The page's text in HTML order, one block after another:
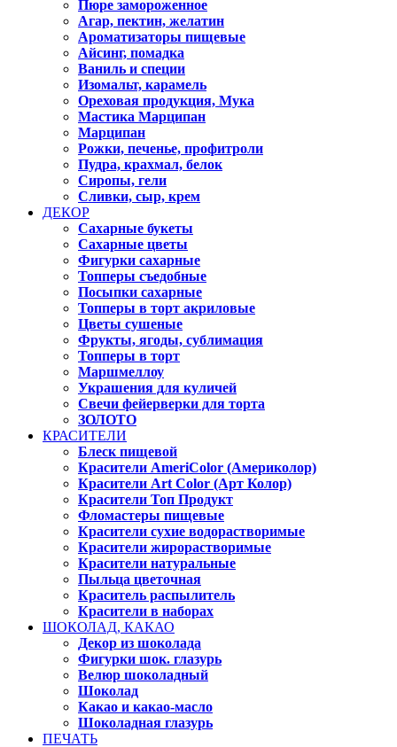
Пюре замороженное
Агар, пектин, желатин
Ароматизаторы пищевые
Айсинг, помадка
Ваниль и специи
Изомальт, карамель
Ореховая продукция, Мука
Мастика Марципан
Марципан
Рожки, печенье, профитроли
Пудра, крахмал, белок
Сиропы, гели
Сливки, сыр, крем
ДЕКОР
Сахарные букеты
Сахарные цветы
Фигурки сахарные
Топперы съедобные
Посыпки сахарные
Топперы в торт акриловые
Цветы сушеные
Фрукты, ягоды, сублимация
Топперы в торт
Маршмеллоу
Украшения для куличей
Свечи фейерверки для торта
ЗОЛОТО
КРАСИТЕЛИ
Блеск пищевой
Красители AmeriColor (Америколор)
Красители Art Color (Арт Колор)
Красители Топ Продукт
Фломастеры пищевые
Красители сухие водорастворимые
Красители жирорастворимые
Красители натуральные
Пыльца цветочная
Краситель распылитель
Красители в наборах
ШОКОЛАД, КАКАО
Декор из шоколада
Фигурки шок. глазурь
Велюр шоколадный
Шоколад
Какао и какао-масло
Шоколадная глазурь
ПЕЧАТЬ